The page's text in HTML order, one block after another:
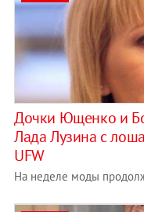
Дочки Ющенко и
Лада Лузина с
UFW
На неделе моды